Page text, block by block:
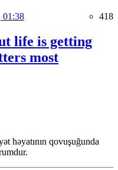
01:38 418
life is getting
most
həyatının qovuşuğunda